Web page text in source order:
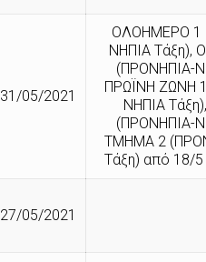
31/05/2021
ΟΛΟΗΜΕΡΟ 1
ΝΗΠΙΑ Τάξη),
(ΠΡΟΝΗΠΙΑ-
ΠΡΩΪΝΗ ΖΩΝΗ
ΝΗΠΙΑ
(ΠΡΟΝΗΠΙΑ-
ΤΜΗΜΑ 2
Τάξη) από 18/
27/05/2021